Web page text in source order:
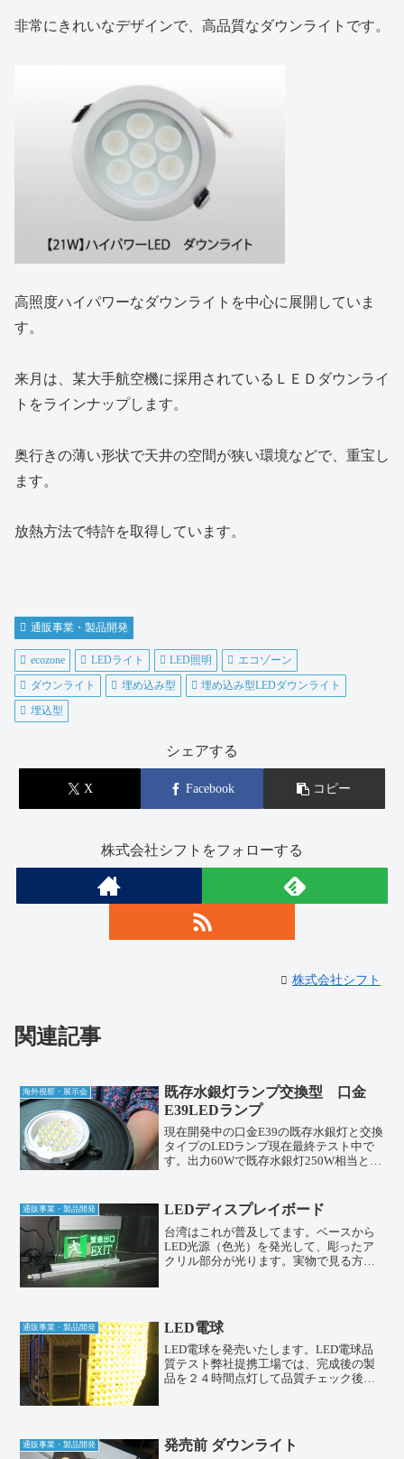
非常にきれいなデザインで、高品質なダウンライトです。
高照度ハイパワーなダウンライトを中心に展開していま
す。
来月は、某大手航空機に採用されているＬＥＤダウンライ
トをラインナップします。
奥行きの薄い形状で天井の空間が狭い環境などで、重宝し
ます。
放熱方法で特許を取得しています。
通販事業・製品開発
ecozone LEDライト LED照明
エコゾーン
ダウンライト
埋め込み型
埋め込み型LEDダウンライト
埋込型
シェアする
X Facebook コピー
株式会社シフトをフォローする
株式会社シフト
関連記事
海外視察・展示会
既存水銀灯ランプ交換型 口金
E39LEDランプ
現在開発中の口金E39の既存水銀灯と交換
タイプのLEDランプ現在最終テスト中で
す。出力60Wで既存水銀灯250W相当との
当との交換型は下記で発売中！
通販事業・製品開発 LEDディスプレイボード
台湾はこれが普及してます。ベースから
LED光源（色光）を発光して、彫ったア
クリル部分が光ります。実物で見る方が
連絡ください。
通販事業・製品開発 LED電球
LED電球を発売いたします。LED電球品
質テスト弊社提携工場では、完成後の製
品を２４時間点灯して品質チェック後出
OEMでき...
通販事業・製品開発 発売前 ダウンライト